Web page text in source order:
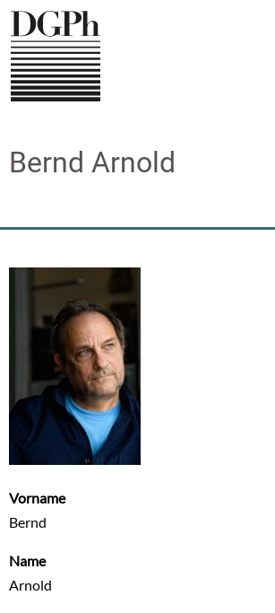
Direkt
zum
Inhalt
Bernd Arnold
Vorname
Bernd
Name
Arnold